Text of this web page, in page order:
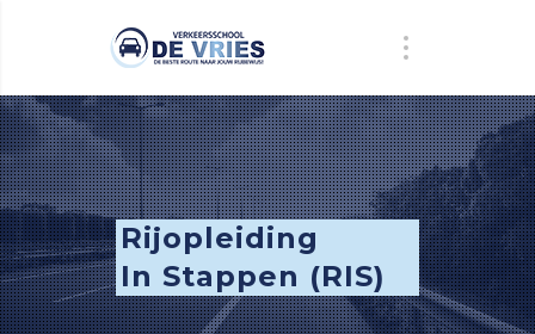
Rijopleiding
In Stappen (RIS)